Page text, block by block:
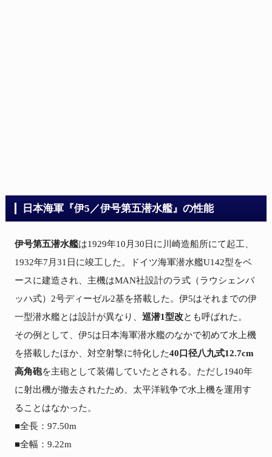
日本海軍『伊5／伊号第五潜水艦』の性能
伊号第五潜水艦は1929年10月30日に川崎造船所にて起工、
1932年7月31日に竣工した。ドイツ海軍潜水艦U142型をベ
ースに建造され、主機はMAN社設計のラ式（ラウシェンバ
ッハ式）2号ディーゼル2基を搭載した。伊5はそれまでの伊
一型潜水艦とは設計が異なり、 巡潜1型改とも呼ばれた。
その例として、伊5は日本海軍潜水艦のなかで初めて水上機
を搭載したほか、対空射撃に特化した40口径八九式12.7cm
高角砲を主砲として装備していたとされる。ただし1940年
に射出機が撤去されたため、太平洋戦争で水上機を運用す
ることはなかった。
■全長：97.50m
■全幅：9.22m